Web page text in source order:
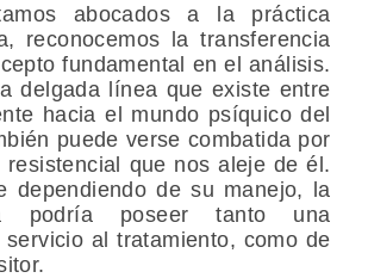
abocados a la práctica
reconocemos la transferencia
fundamental en el análisis.
delgada línea que existe entre
hacia el mundo psíquico del
puede verse combatida por
resistencial que nos aleje de él.
dependiendo de su manejo, la
podría poseer tanto una
al tratamiento, como de